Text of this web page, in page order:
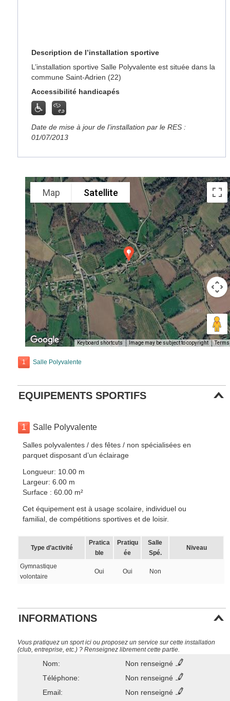
Description de l’installation sportive
L’installation sportive Salle Polyvalente est située dans la
commune Saint-Adrien (22)
Accessibilité handicapés
Date de mise à jour de l’installation par le RES :
01/07/2013
Map Satellite
Keyboard shortcuts Image may be subject to copyright Terms
1 Salle Polyvalente
EQUIPEMENTS SPORTIFS
1 Salle Polyvalente
Salles polyvalentes / des fêtes / non spécialisées en
parquet disposant d’un éclairage
Longueur: 10.00 m
Largeur: 6.00 m
Surface : 60.00 m²
Cet équipement est à usage scolaire, individuel ou
familial, de compétitions sportives et de loisir.
Type d’activité
Pratica
ble
Pratiqu
ée
Salle
Spé.
Niveau
Gymnastique
volontaire
Oui Oui Non
INFORMATIONS
Vous pratiquez un sport ici ou proposez un service sur cette installation
(club, entreprise, etc.) ? Renseignez librement cette partie.
Nom:
Non renseigné
Téléphone:
Non renseigné
Email:
Non renseigné